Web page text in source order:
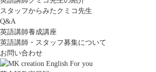
スタッフからみたクミコ先生
Q&A
英語講師養成講座
英語講師・スタッフ募集について
お問い合わせ